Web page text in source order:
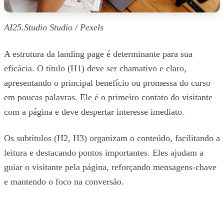
AI25.Studio Studio / Pexels
A estrutura da landing page é determinante para sua
eficácia. O título (H1) deve ser chamativo e claro,
apresentando o principal benefício ou promessa do curso
em poucas palavras. Ele é o primeiro contato do visitante
com a página e deve despertar interesse imediato.
Os subtítulos (H2, H3) organizam o conteúdo, facilitando a
leitura e destacando pontos importantes. Eles ajudam a
guiar o visitante pela página, reforçando mensagens-chave
e mantendo o foco na conversão.